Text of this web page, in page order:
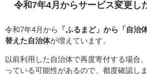
令和7年4月からサービス変更し
令和7年4月から
「ふるまど」から「自治
替えた自治体が増えています。
以前利用した自治体で再度寄付する場合
っている可能性があるので、都度確認しま